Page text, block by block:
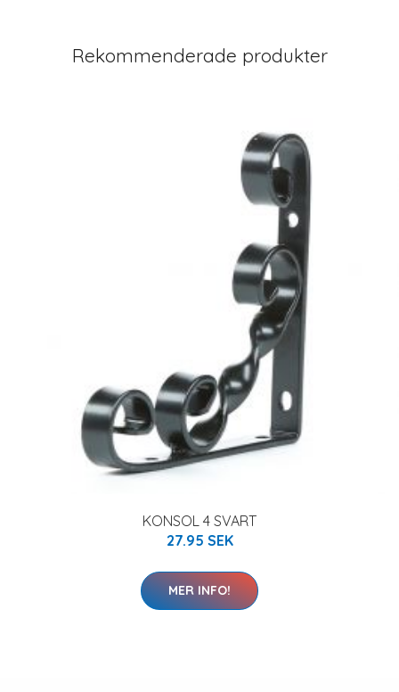
Rekommenderade produkter
KONSOL 4 SVART
27.95 SEK
MER INFO!